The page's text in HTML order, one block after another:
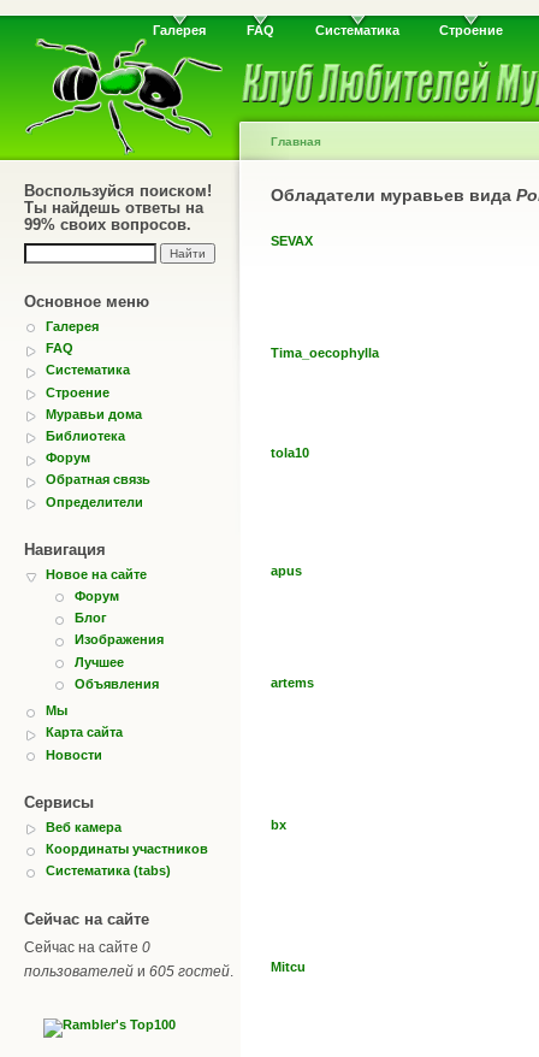
Галерея FAQ Систематика Строение
Воспользуйся поиском!
Ты найдешь ответы на
99% своих вопросов.
Основное меню
Галерея
FAQ
Систематика
Строение
Муравьи дома
Библиотека
Форум
Обратная связь
Определители
Навигация
Новое на сайте
Форум
Блог
Изображения
Лучшее
Объявления
Мы
Карта сайта
Новости
Сервисы
Веб камера
Координаты участников
Систематика (tabs)
Сейчас на сайте
Сейчас на сайте 0
пользователей и 605 гостей
Главная
Обладатели муравьев вида
SEVAX
Tima_oecophylla
tola10
apus
artems
bx
Mitcu